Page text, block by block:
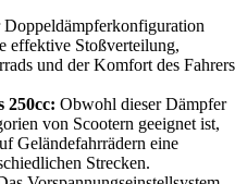
Doppeldämpferkonfiguration
effektive Stoßverteilung,
und der Komfort des Fahrers
250cc: Obwohl dieser Dämpfer
von Scootern geeignet ist,
Geländefahrrädern eine
Strecken.